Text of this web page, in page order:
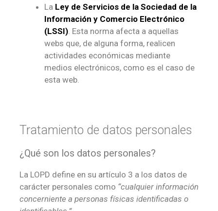
La Ley de Servicios de la Sociedad de la
Información y Comercio Electrónico
(LSSI). Esta norma afecta a aquellas
webs que, de alguna forma, realicen
actividades económicas mediante
medios electrónicos, como es el caso de
esta web.
Tratamiento de datos personales
¿Qué son los datos personales?
La LOPD define en su artículo 3 a los datos de
carácter personales como “cualquier información
concerniente a personas físicas identificadas o